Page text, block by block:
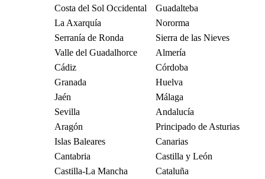
Costa del Sol Occidental
Guadalteba
La Axarquía
Nororma
Serranía de Ronda
Sierra de las Nieves
Valle del Guadalhorce
Almería
Cádiz
Córdoba
Granada
Huelva
Jaén
Málaga
Sevilla
Andalucía
Aragón
Principado de Asturias
Islas Baleares
Canarias
Cantabria
Castilla y León
Castilla-La Mancha
Cataluña